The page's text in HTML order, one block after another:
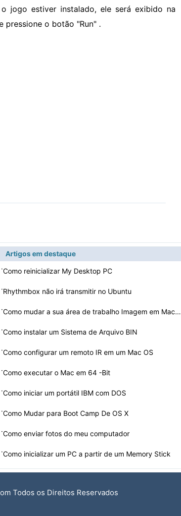
jogo estiver instalado, ele será exibido na
pressione o botão "Run" .
Artigos em destaque
·Como reinicializar My Desktop PC
·Rhythmbox não irá transmitir no Ubuntu
· Como mudar a sua área de trabalho Imagem em Mac OS Tig…
·Como instalar um Sistema de Arquivo BIN
·Como configurar um remoto IR em um Mac OS
·Como executar o Mac em 64 -Bit
·Como iniciar um portátil IBM com DOS
·Como Mudar para Boot Camp De OS X
·Como enviar fotos do meu computador
·Como inicializar um PC a partir de um Memory Stick
Todos os Direitos Reservados